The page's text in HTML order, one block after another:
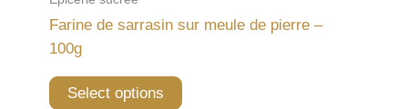
Farine de sarrasin sur meule de pierre –
100g
Select options